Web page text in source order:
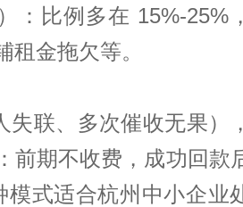
：比例多在 15%-25%
金拖欠等。
失联、多次催收无果）
前期不收费，成功回款
式适合杭州中小企业